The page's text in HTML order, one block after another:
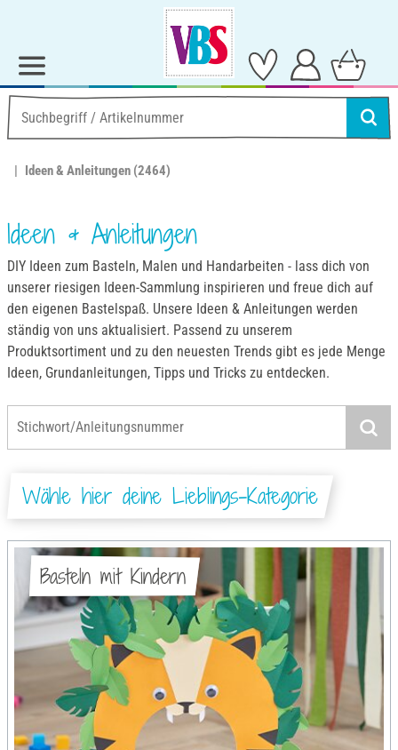
Ideen & Anleitungen (2464)
Ideen & Anleitungen
DIY Ideen zum Basteln, Malen und Handarbeiten - lass dich von
unserer riesigen Ideen-Sammlung inspirieren und freue dich auf
den eigenen Bastelspaß. Unsere Ideen & Anleitungen werden
ständig von uns aktualisiert. Passend zu unserem
Produktsortiment und zu den neuesten Trends gibt es jede Menge
Ideen, Grundanleitungen, Tipps und Tricks zu entdecken.
Wähle hier deine Lieblings-Kategorie
Basteln mit Kindern